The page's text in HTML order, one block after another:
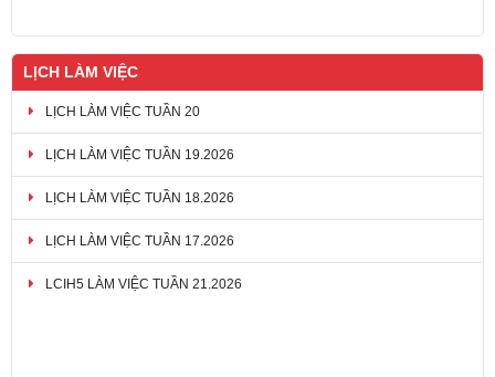
LỊCH LÀM VIỆC
LỊCH LÀM VIỆC TUẦN 20
LỊCH LÀM VIỆC TUẦN 19.2026
LỊCH LÀM VIỆC TUẦN 18.2026
LỊCH LÀM VIỆC TUẦN 17.2026
LCIH5 LÀM VIỆC TUẦN 21.2026